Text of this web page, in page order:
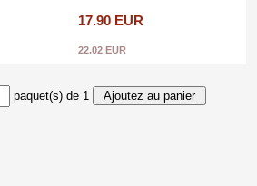
17.90 EUR
22.02 EUR
paquet(s) de 1